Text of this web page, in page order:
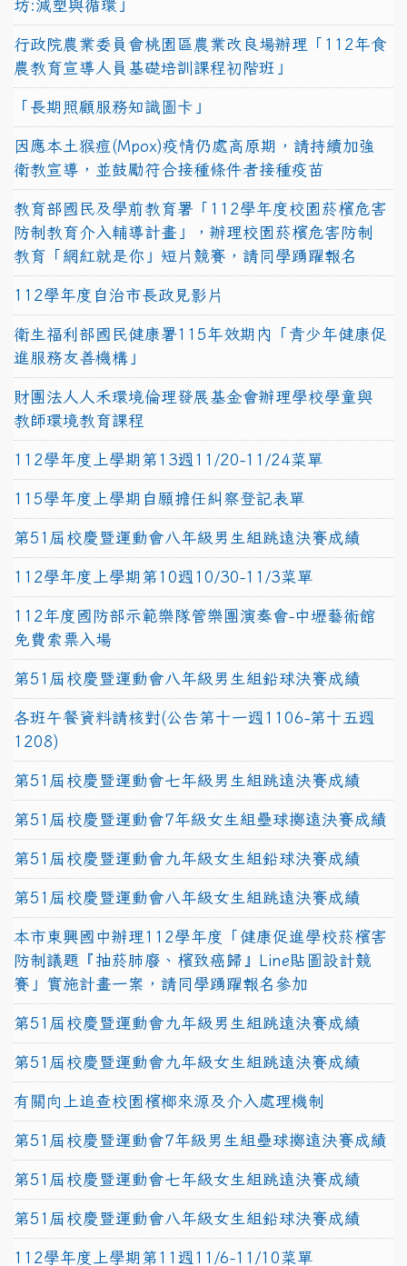
坊:減塑與循環」
行政院農業委員會桃園區農業改良場辦理「112年食
農教育宣導人員基礎培訓課程初階班」
「長期照顧服務知識圖卡」
因應本土猴痘(Mpox)疫情仍處高原期，請持續加強
衛教宣導，並鼓勵符合接種條件者接種疫苗
教育部國民及學前教育署「112學年度校園菸檳危害
防制教育介入輔導計畫」，辦理校園菸檳危害防制
教育「網紅就是你」短片競賽，請同學踴躍報名
112學年度自治市長政見影片
衛生福利部國民健康署115年效期內「青少年健康促
進服務友善機構」
財團法人人禾環境倫理發展基金會辦理學校學童與
教師環境教育課程
112學年度上學期第13週11/20-11/24菜單
115學年度上學期自願擔任糾察登記表單
第51屆校慶暨運動會八年級男生組跳遠決賽成績
112學年度上學期第10週10/30-11/3菜單
112年度國防部示範樂隊管樂團演奏會-中壢藝術館
免費索票入場
第51屆校慶暨運動會八年級男生組鉛球決賽成績
各班午餐資料請核對(公告第十一週1106-第十五週
1208)
第51屆校慶暨運動會七年級男生組跳遠決賽成績
第51屆校慶暨運動會7年級女生組壘球擲遠決賽成績
第51屆校慶暨運動會九年級女生組鉛球決賽成績
第51屆校慶暨運動會八年級女生組跳遠決賽成績
本市東興國中辦理112學年度「健康促進學校菸檳害
防制議題『抽菸肺廢、檳致癌歸』Line貼圖設計競
賽」實施計畫一案，請同學踴躍報名參加
第51屆校慶暨運動會九年級男生組跳遠決賽成績
第51屆校慶暨運動會九年級女生組跳遠決賽成績
有關向上追查校園檳榔來源及介入處理機制
第51屆校慶暨運動會7年級男生組壘球擲遠決賽成績
第51屆校慶暨運動會七年級女生組跳遠決賽成績
第51屆校慶暨運動會八年級女生組鉛球決賽成績
112學年度上學期第11週11/6-11/10菜單